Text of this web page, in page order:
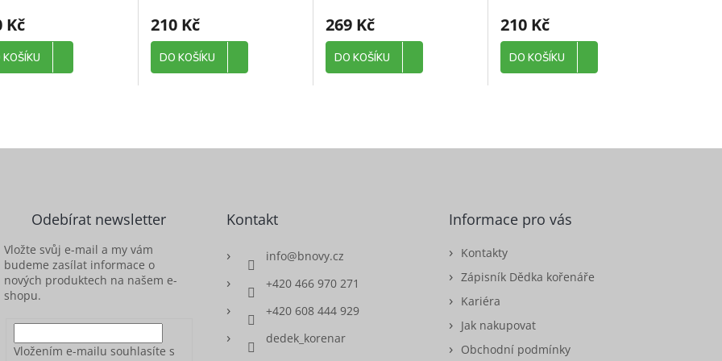
Kč 210 Kč
DO KOŠÍKU
269 Kč
DO KOŠÍKU
210 Kč
DO KOŠÍKU
Odebírat newsletter
Vložte svůj e-mail a my vám
budeme zasílat informace o
nových produktech na našem e-
shopu.
Vložením e-mailu souhlasíte s
Kontakt
info@bnovy.cz
+420 466 970 271
+420 608 444 929
dedek_korenar
Informace pro vás
Kontakty
Zápisník Dědka kořenáře
Kariéra
Jak nakupovat
Obchodní podmínky